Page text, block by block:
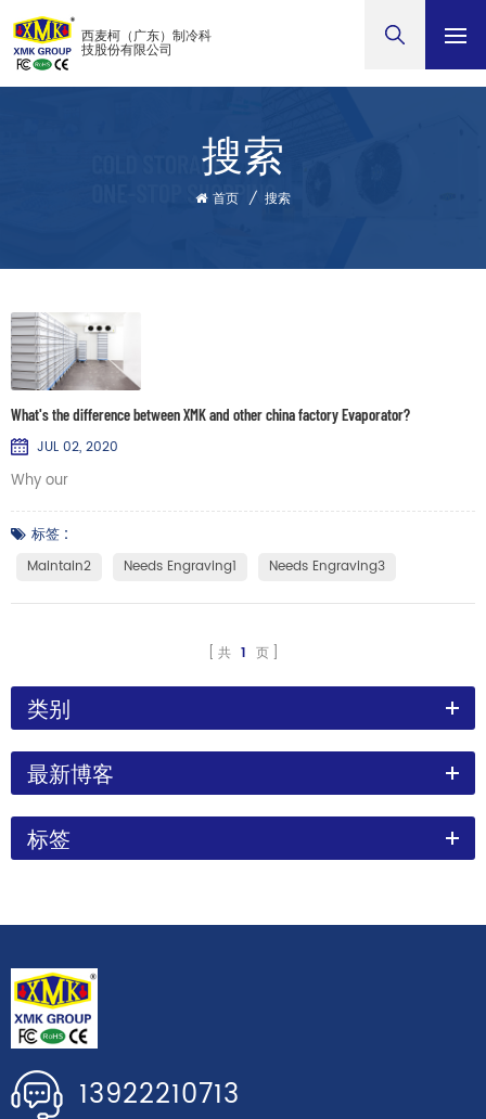
西麦柯（广东）制冷科
技股份有限公司
搜索
首页 / 搜索
What's the difference between XMK and other china factory Evaporator?
JUL 02, 2020
Why our
标签 :
Maintain2 Needs Engraving1 Needs Engraving3
共 1 页
类别
最新博客
标签
13922210713